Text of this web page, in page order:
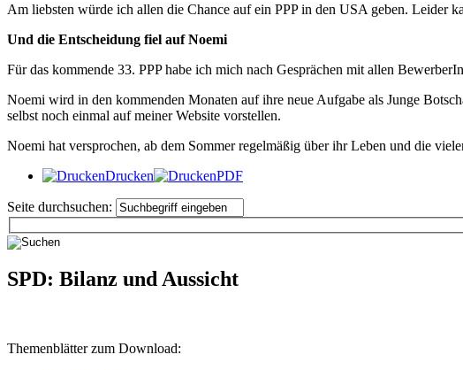
Am liebsten würde ich allen die Chance auf ein PPP in den USA geben. Leider
Und die Entscheidung fiel auf Noemi
Für das kommende 33. PPP habe ich mich nach Gesprächen mit allen
Noemi wird in den kommenden Monaten auf ihre neue Aufgabe als Junge
selbst noch einmal auf meiner Website vorstellen.
Noemi hat versprochen, ab dem Sommer regelmäßig über ihr Leben und die
Drucken
PDF
Seite durchsuchen:
SPD: Bilanz und Aussicht
Themenblätter zum Download: